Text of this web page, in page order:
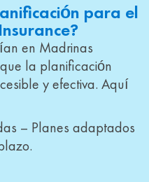
para el
en Madrinas
la planificación
y efectiva. Aquí
– Planes adaptados